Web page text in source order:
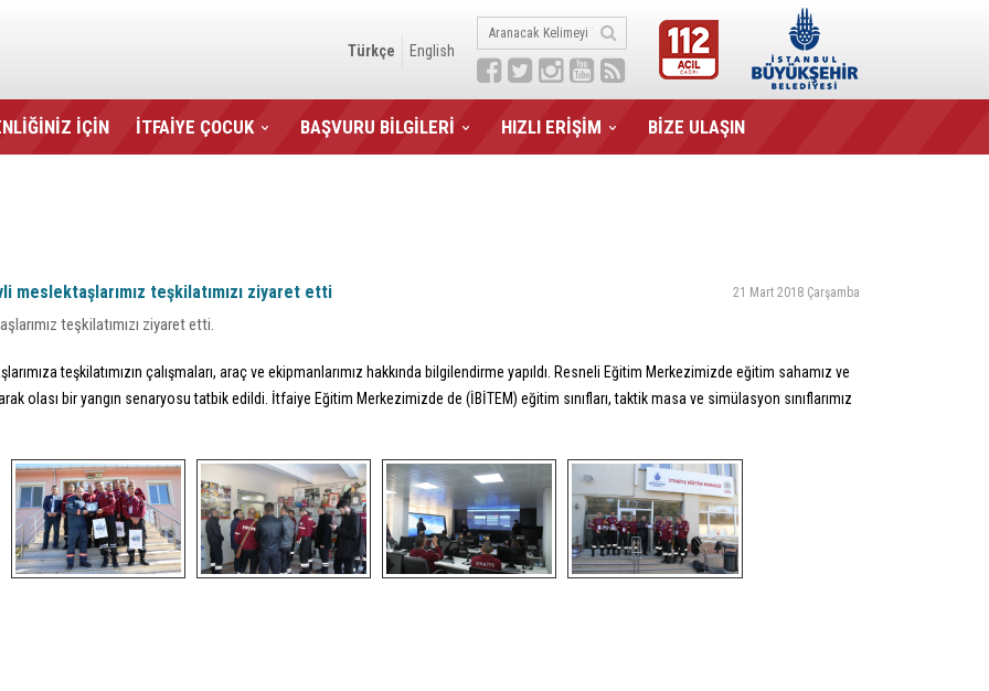
Türkçe English
İÇİN İTFAİYE ÇOCUK BAŞVURU BİLGİLERİ HIZLI ERİŞİM BİZE ULAŞIN
meslektaşlarımız teşkilatımızı ziyaret etti 21 Mart 2018 Çarşamba
teşkilatımızı ziyaret etti.
teşkilatımızın çalışmaları, araç ve ekipmanlarımız hakkında bilgilendirme yapıldı. Resneli Eğitim Merkezimizde eğitim sahamız ve
olası bir yangın senaryosu tatbik edildi. İtfaiye Eğitim Merkezimizde de (İBİTEM) eğitim sınıfları, taktik masa ve simülasyon sınıflarımız